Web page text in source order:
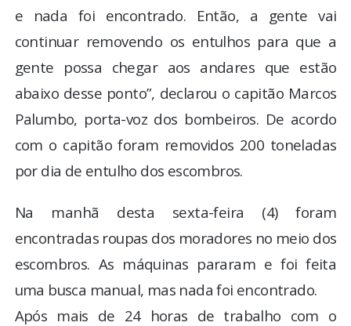
e nada foi encontrado. Então, a gente vai
continuar removendo os entulhos para que a
gente possa chegar aos andares que estão
abaixo desse ponto”, declarou o capitão Marcos
Palumbo, porta-voz dos bombeiros. De acordo
com o capitão foram removidos 200 toneladas
por dia de entulho dos escombros.
Na manhã desta sexta-feira (4) foram
encontradas roupas dos moradores no meio dos
escombros. As máquinas pararam e foi feita
uma busca manual, mas nada foi encontrado.
Após mais de 24 horas de trabalho com o